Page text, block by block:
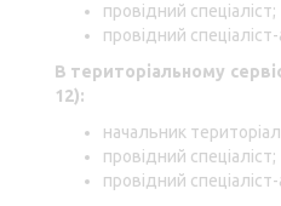
провідний спеціаліст;
провідний
В територіальному
12):
начальник
провідний спеціаліст;
провідний